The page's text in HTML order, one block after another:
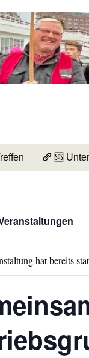
🆘
hat bereits